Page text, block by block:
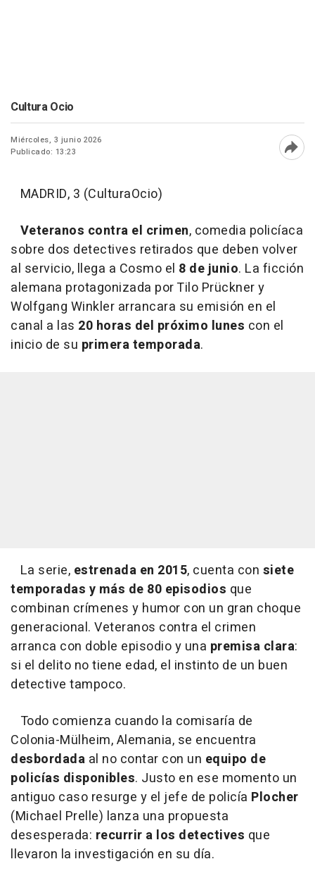
Cultura Ocio
Miércoles, 3 junio 2026
Publicado: 13:23
MADRID, 3 (CulturaOcio)
Veteranos contra el crimen, comedia policíaca
sobre dos detectives retirados que deben volver
al servicio, llega a Cosmo el 8 de junio. La ficción
alemana protagonizada por Tilo Prückner y
Wolfgang Winkler arrancara su emisión en el
canal a las 20 horas del próximo lunes con el
inicio de su primera temporada.
La serie, estrenada en 2015, cuenta con siete
temporadas y más de 80 episodios que
combinan crímenes y humor con un gran choque
generacional. Veteranos contra el crimen
arranca con doble episodio y una premisa clara:
si el delito no tiene edad, el instinto de un buen
detective tampoco.
Todo comienza cuando la comisaría de
Colonia-Mülheim, Alemania, se encuentra
desbordada al no contar con un equipo de
policías disponibles. Justo en ese momento un
antiguo caso resurge y el jefe de policía Plocher
(Michael Prelle) lanza una propuesta
desesperada: recurrir a los detectives que
llevaron la investigación en su día.